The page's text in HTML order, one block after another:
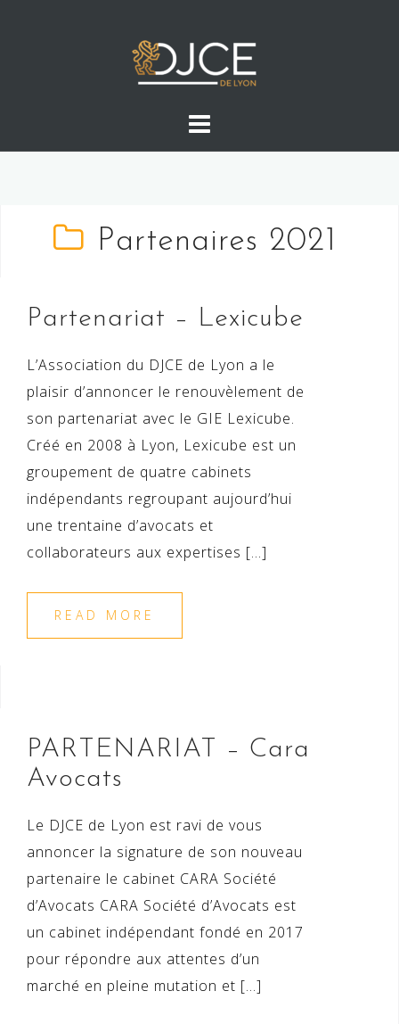
Partenaires 2021
Partenariat – Lexicube
L’Association du DJCE de Lyon a le
plaisir d’annoncer le renouvèlement de
son partenariat avec le GIE Lexicube.
Créé en 2008 à Lyon, Lexicube est un
groupement de quatre cabinets
indépendants regroupant aujourd’hui
une trentaine d’avocats et
collaborateurs aux expertises […]
READ MORE
PARTENARIAT – Cara
Avocats
Le DJCE de Lyon est ravi de vous
annoncer la signature de son nouveau
partenaire le cabinet CARA Société
d’Avocats CARA Société d’Avocats est
un cabinet indépendant fondé en 2017
pour répondre aux attentes d’un
marché en pleine mutation et […]